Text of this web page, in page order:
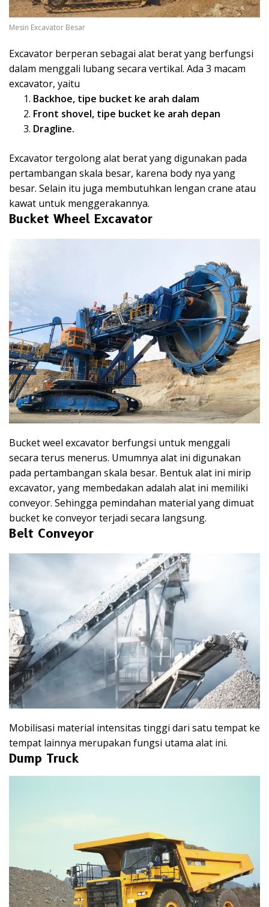
Mesin Excavator Besar
Excavator berperan sebagai alat berat yang berfungsi
dalam menggali lubang secara vertikal. Ada 3 macam
excavator, yaitu
Backhoe, tipe bucket ke arah dalam
Front shovel, tipe bucket ke arah depan
Dragline.
Excavator tergolong alat berat yang digunakan pada
pertambangan skala besar, karena body nya yang
besar. Selain itu juga membutuhkan lengan crane atau
kawat untuk menggerakannya.
Bucket Wheel Excavator
Bucket weel excavator berfungsi untuk menggali
secara terus menerus. Umumnya alat ini digunakan
pada pertambangan skala besar. Bentuk alat ini mirip
excavator, yang membedakan adalah alat ini memiliki
conveyor. Sehingga pemindahan material yang dimuat
bucket ke conveyor terjadi secara langsung.
Belt Conveyor
Mobilisasi material intensitas tinggi dari satu tempat ke
tempat lainnya merupakan fungsi utama alat ini.
Dump Truck